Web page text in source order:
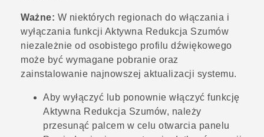
Ważne: W niektórych regionach do włączania i
wyłączania funkcji Aktywna Redukcja Szumów
niezależnie od osobistego profilu dźwiękowego
może być wymagane pobranie oraz
zainstalowanie najnowszej aktualizacji systemu.
Aby wyłączyć lub ponownie włączyć funkcję
Aktywna Redukcja Szumów, należy
przesunąć palcem w celu otwarcia panelu